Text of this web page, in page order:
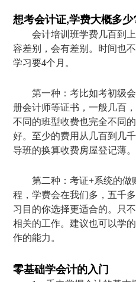
想考会计证,学费大概多少
会计培训班学费几百到
容差别，会有差别。时间也
学习要4个月。
第一种：考比如考初级
册会计师等证书，一般几百
不同的班型收费也完全不同
好。至少的费用从几百到几
导班的换算收费房屋登记薄。
第二种：考证+系统的
程，学费会在我们多，五千
习目的你选择更适合的。只
相关的工作。建议也可以学
作的能力。
零基础学会计的入门